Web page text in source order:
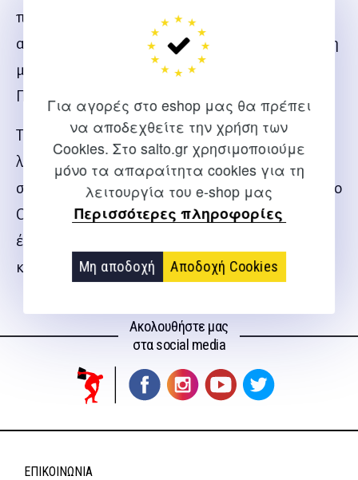
Για αγορές στο eshop μας θα πρέπει
να αποδεχθείτε την χρήση των
Cookies. Στο salto.gr χρησιμοποιούμε
μόνο τα απαραίτητα cookies για τη
λειτουργία του e-shop μας
Περισσότερες πληροφορίες
Μη αποδοχή Αποδοχή Cookies
περιπλανώμενος στα άγρια κύματα για χρόνια,
αλλά και οι αθλητές που αναβιώνουν τα Ίσθμια, τη
μεγάλη γιορτή που είναι αφιερωμένη στον
Ποσειδώνα.
Το βιβλίο περιλαμβάνει το σενάριο και
λεπτομερείς οδηγίες για τη σκηνοθεσία, τα
σκηνικά, τα κοστούμια και τις χορογραφίες, ενώ το
CD περιλαμβάνει ηχογραφημένο ολόκληρο το
έργο, τα τραγούδια του (με λόγια και ορχηστρικά)
καθώς και τα απαιτούμενα ηχητικά εφέ.
Ακολουθήστε μας
στα social media
ΕΠΙΚΟΙΝΩΝΊΑ